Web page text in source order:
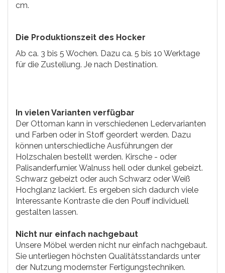
cm.
Die Produktionszeit des Hocker
Ab ca. 3 bis 5 Wochen. Dazu ca. 5 bis 10 Werktage
für die Zustellung. Je nach Destination.
In vielen Varianten verfügbar
Der Ottoman kann in verschiedenen Ledervarianten
und Farben oder in Stoff geordert werden. Dazu
können unterschiedliche Ausführungen der
Holzschalen bestellt werden. Kirsche - oder
Palisanderfurnier. Walnuss hell oder dunkel gebeizt.
Schwarz gebeizt oder auch Schwarz oder Weiß
Hochglanz lackiert. Es ergeben sich dadurch viele
Interessante Kontraste die den Pouff individuell
gestalten lassen.
Nicht nur einfach nachgebaut
Unsere Möbel werden nicht nur einfach nachgebaut.
Sie unterliegen höchsten Qualitätsstandards unter
der Nutzung modernster Fertigungstechniken.